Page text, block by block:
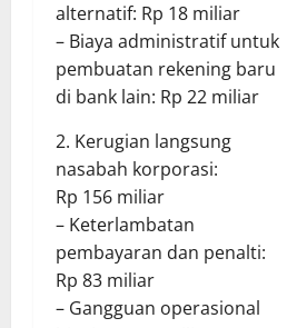
alternatif: Rp 18 miliar
– Biaya administratif untuk
pembuatan rekening baru
di bank lain: Rp 22 miliar
2. Kerugian langsung
nasabah korporasi:
Rp 156 miliar
– Keterlambatan
pembayaran dan penalti:
Rp 83 miliar
– Gangguan operasional